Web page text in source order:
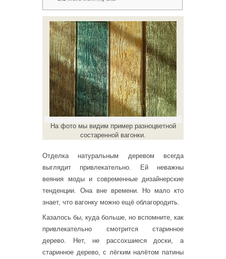
На фото мы видим пример разноцветной
состаренной вагонки.
Отделка натуральным деревом всегда
выглядит привлекательно. Ей неважны
веяния моды и современные дизайнерские
тенденции. Она вне времени. Но мало кто
знает, что вагонку можно ещё облагородить.
Казалось бы, куда больше, но вспомните, как
привлекательно смотрится старинное
дерево. Нет, не рассохшиеся доски, а
старинное дерево, с лёгким налётом патины